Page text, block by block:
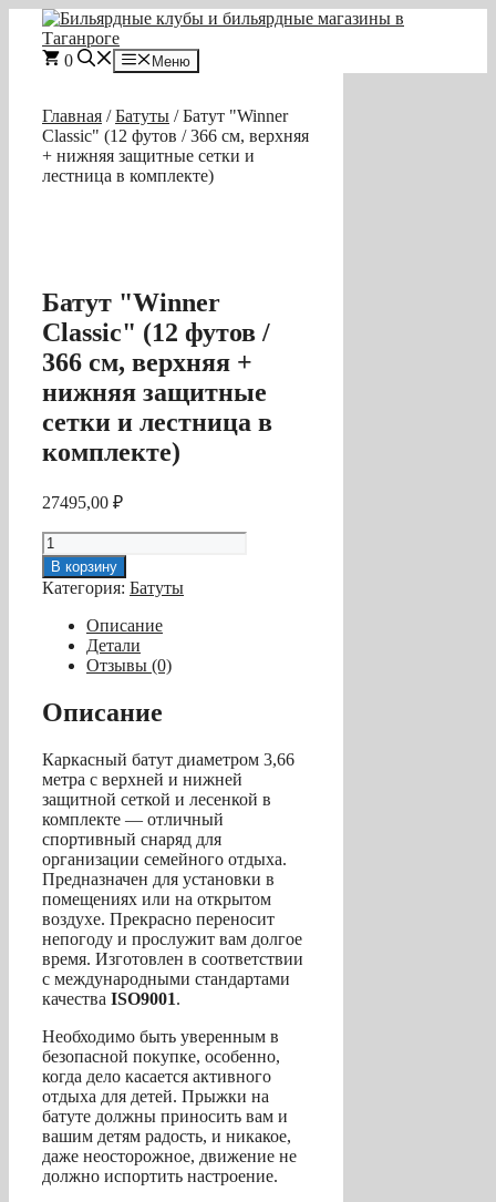
Перейти
содержимому
0 Меню
Главная /Батуты / Батут "Winner
Classic" (12 футов / 366 см, верхняя
+ нижняя защитные сетки и
лестница в комплекте)
Батут "Winner
Classic" (12 футов /
366 см, верхняя +
нижняя защитные
сетки и лестница в
комплекте)
27495,00 ₽
Количество
товара
Батут
"Winner
Classic"
футов
366
см,
+
нижняя
защитные
сетки
и
лестница
в
комплекте)
В корзину
Категория: Батуты
Описание
Детали
Отзывы (0)
Описание
Каркасный батут диаметром 3,66
метра с верхней и нижней
защитной сеткой и лесенкой в
комплекте — отличный
спортивный снаряд для
организации семейного отдыха.
Предназначен для установки в
помещениях или на открытом
воздухе. Прекрасно переносит
непогоду и прослужит вам долгое
время. Изготовлен в соответствии
с международными стандартами
качества ISO9001.
Необходимо быть уверенным в
безопасной покупке, особенно,
когда дело касается активного
отдыха для детей. Прыжки на
батуте должны приносить вам и
вашим детям радость, и никакое,
даже неосторожное, движение не
должно испортить настроение.